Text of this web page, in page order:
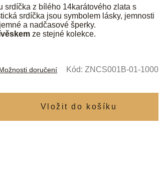
srdíčka z bílého 14karátového zlata s
srdíčka jsou symbolem lásky, jemnosti
a nadčasové šperky.
ze stejné kolekce.
doručení Kód: ZNCS001B-01-1000